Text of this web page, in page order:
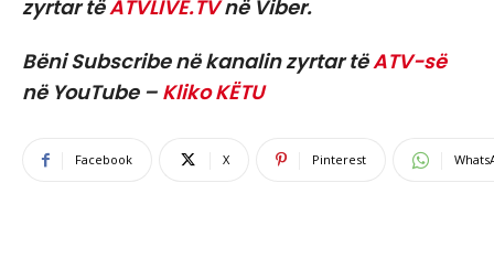
zyrtar tëATVLIVE.TVnë Viber.
Bëni Subscribe në kanalin zyrtar tëATV-së
në YouTube – Kliko KËTU
Facebook X Pinterest